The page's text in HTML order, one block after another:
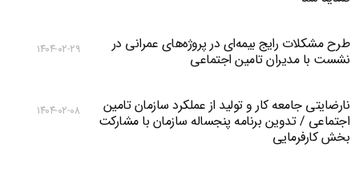
طرح مشکلات رایج بیمه‌ای در پروژه‌های عمرانی در
نشست با مدیران تامین اجتماعی
۱۴۰۴-۰۲-۲۹
نارضایتی جامعه کار و تولید از عملکرد سازمان تامین
اجتماعی / تدوین برنامه پنجساله سازمان با مشارکت
بخش کارفرمایی
۱۴۰۴-۰۲-۰۸